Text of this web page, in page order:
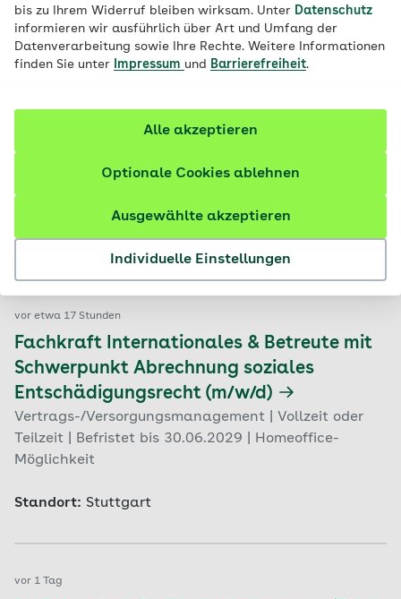
bis zu Ihrem Widerruf bleiben wirksam. Unter Datenschutz
informieren wir ausführlich über Art und Umfang der
Datenverarbeitung sowie Ihre Rechte. Weitere Informationen
finden Sie unter
Impressum und Barrierefreiheit.
Individuelle Einstellungen
Ausgewählte akzeptieren
Optionale Cookies ablehnen
Alle akzeptieren
212 Stellenangebote
Fachkraft Betreuungsaufträge (m/w/d)
Vertrags-/Versorgungsmanagement | Vollzeit oder
Teilzeit | Befristet bis 30.06.2027 | Homeoffice-
Möglichkeit
Standort: Stuttgart
vor etwa 17 Stunden
Fachkraft Internationales & Betreute mit
Schwerpunkt Abrechnung soziales
Entschädigungsrecht (m/w/d)
Vertrags-/Versorgungsmanagement | Vollzeit oder
Teilzeit | Befristet bis 30.06.2029 | Homeoffice-
Möglichkeit
Standort: Stuttgart
vor 1 Tag